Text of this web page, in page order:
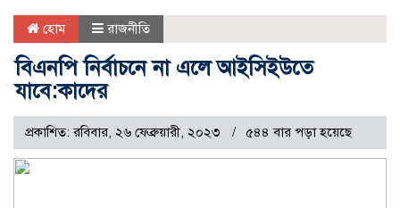
হোম রাজনীতি
বিএনপি নির্বাচনে না এলে আইসিইউতে
যাবে:কাদের
প্রকাশিত: রবিবার, ২৬ ফেব্রুয়ারী, ২০২৩ ৫৪৪ বার পড়া হয়েছে